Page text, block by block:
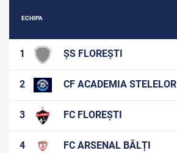
ECHIPA
1 ȘS FLOREȘTI
2 CF ACADEMIA STELELOR
3 FC FLOREȘTI
4 FC ARSENAL BĂLȚI